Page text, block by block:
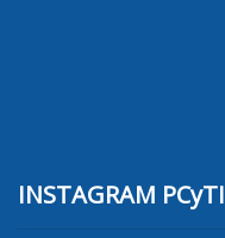
INSTAGRAM PCyTI